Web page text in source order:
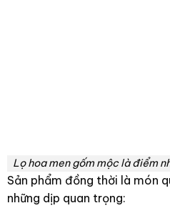
Lọ hoa men gốm mộc là điểm
Sản phẩm đồng thời là món
những dịp quan trọng: